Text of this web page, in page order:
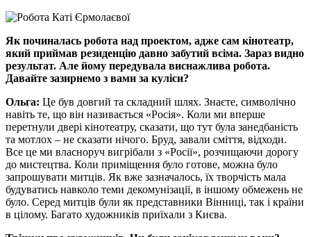
Як починалась робота над проектом, адже сам кінотеатр,
який приймав резиденцію давно забутий всіма. Зараз видно
результат. Але йому передувала виснажлива робота.
Давайте зазирнемо з вами за куліси?
Ольга: Це був довгий та складний шлях. Знаєте, символічно
навіть те, що він називається «Росія». Коли ми вперше
перетнули двері кінотеатру, сказати, що тут була занедбаність
та мотлох – не сказати нічого. Бруд, завали сміття, відходи.
Все це ми власноруч вигрібали з «Росії», розчищаючи дорогу
до мистецтва. Коли приміщення було готове, можна було
запрошувати митців. Як вже зазначалось, їх творчість мала
будуватись навколо теми декомунізації, в іншому обмежень не
було. Серед митців були як представники Вінниці, так і країни
в цілому. Багато художників приїхали з Києва.